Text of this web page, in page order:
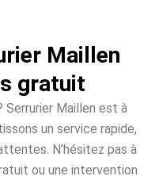
Maillen
gratuit
Serrurier Maillen est à
un service rapide,
N’hésitez pas à
ou une intervention